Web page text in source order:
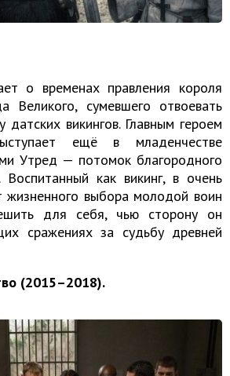
о временах правления короля
Великого, сумевшего отвоевать
датских викингов. Главным героем
ещё в младенчестве
Утред — потомок благородного
Воспитанный как викинг, в очень
жизненного выбора молодой воин
для себя, чью сторону он
сражениях за судьбу древней
(2015–2018).